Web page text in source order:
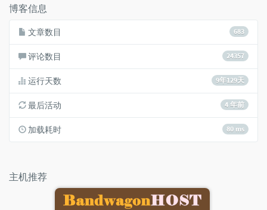
博客信息
683
文章数目
24357
评论数目
9年129天
运行天数
4 年前
最后活动
80 ms
加载耗时
主机推荐